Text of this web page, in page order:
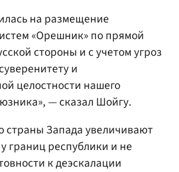
на размещение
«Орешник» по прямой
стороны и с учетом угроз
и
целостности нашего
— сказал Шойгу.
страны Запада увеличивают
границ республики и не
к деэскалации